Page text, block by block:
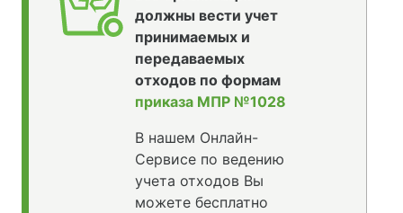
должны вести учет
принимаемых и
передаваемых
отходов по формам
приказа МПР №1028
В нашем Онлайн-
Сервисе по ведению
учета отходов Вы
можете бесплатно